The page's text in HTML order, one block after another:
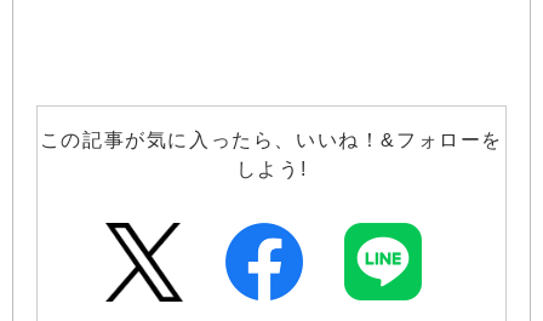
この記事が気に入ったら、いいね！&フォローを
しよう!